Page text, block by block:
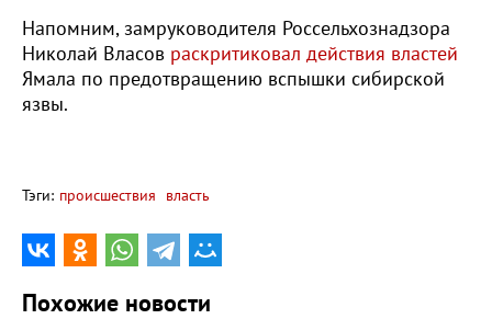
Напомним, замруководителя Россельхознадзора
Николай Власов раскритиковал действия властей
Ямала по предотвращению вспышки сибирской
язвы.
Тэги: происшествия власть
Похожие новости